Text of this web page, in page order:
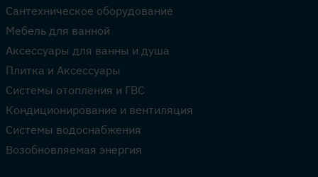
Сантехническое оборудование
Мебель для ванной
Аксессуары для ванны и душа
Плитка и Аксессуары
Системы отопления и ГВС
Кондиционирование и вентиляция
Системы водоснабжения
Возобновляемая энергия